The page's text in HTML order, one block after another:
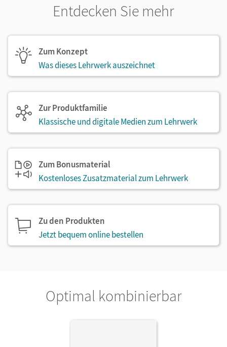
Lernentwicklung immer im Blick
„Das kann ich schon“-Seiten im Buchstabenkurs und
das Lernentwicklungsheft (Beilage im Arbeitsheft)
helfen bei der Einschätzung des Lernstandes und
fördern die Selbstreflexion – optimal auch für
Elterngespräche.
MitTintolernen alle Kinder sicher lesen und
schreiben – individuell, strukturiert und mit
Entdecken Sie mehr
Zum Konzept
Was dieses Lehrwerk auszeichnet
Zur Produktfamilie
Klassische und digitale Medien zum Lehrwerk
Zum Bonusmaterial
Kostenloses Zusatzmaterial zum Lehrwerk
Zu den Produkten
Jetzt bequem online bestellen
Optimal kombinierbar